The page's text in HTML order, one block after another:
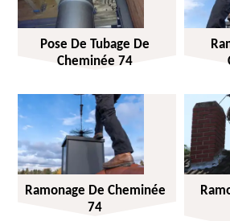
Pose De Tubage De
Cheminée 74
Ramonage De Cheminée
74